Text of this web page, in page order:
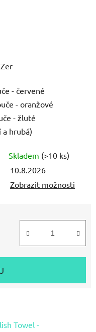
- červené
- oranžové
- žluté
a hrubá)
Skladem (>10 ks)
10.8.2026
Zobrazit možnosti
Towel -